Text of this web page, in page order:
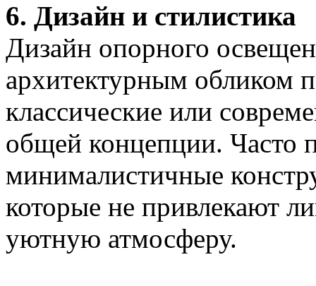
6. Дизайн и стилистика
Дизайн опорного
архитектурным обликом
классические или
общей концепции. Часто
минималистичные
которые не привлекают
уютную атмосферу.